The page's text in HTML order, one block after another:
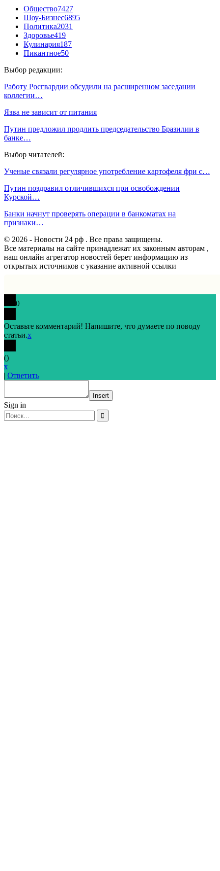
Общество7427
Шоу-Бизнес6895
Политика2031
Здоровье419
Кулинария187
Пикантное50
Выбор редакции:
Работу Росгвардии обсудили на расширенном заседании
коллегии…
Язва не зависит от питания
Путин предложил продлить председательство Бразилии в
банке…
Выбор читателей:
Ученые связали регулярное употребление картофеля фри с…
Путин поздравил отличившихся при освобождении
Курской…
Банки начнут проверять операции в банкоматах на
признаки…
© 2026 - Новости 24 рф . Все права защищены.
Все материалы на сайте принадлежат их законным авторам ,
наш онлайн агрегатор новостей берет информацию из
открытых источников с указание активной ссылки
0
Оставьте комментарий! Напишите, что думаете по поводу
статьи.x
()
x
| Ответить
Insert
Sign in